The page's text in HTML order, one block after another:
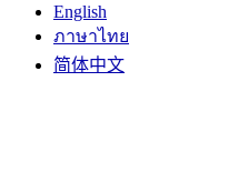
English
ภาษาไทย
简体中文